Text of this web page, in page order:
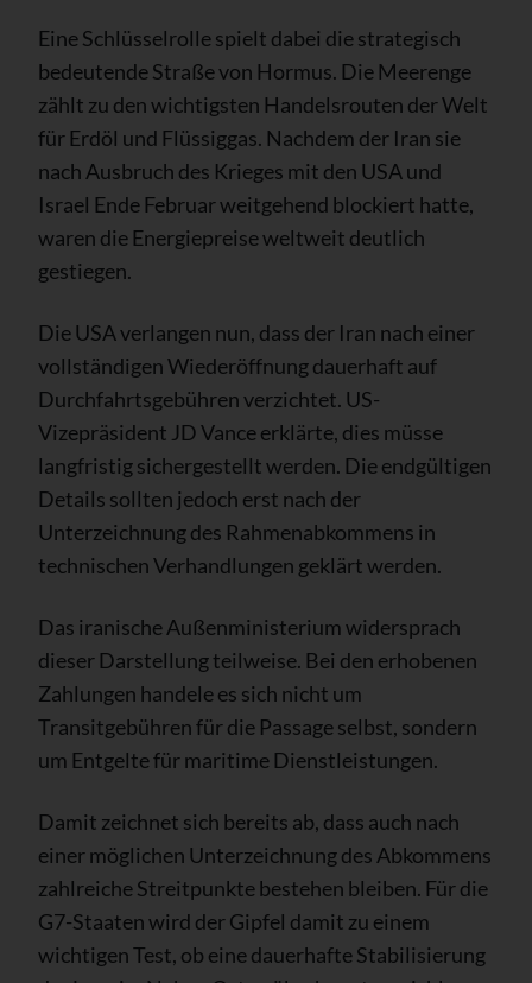
Eine Schlüsselrolle spielt dabei die strategisch
bedeutende Straße von Hormus. Die Meerenge
zählt zu den wichtigsten Handelsrouten der Welt
für Erdöl und Flüssiggas. Nachdem der Iran sie
nach Ausbruch des Krieges mit den USA und
Israel Ende Februar weitgehend blockiert hatte,
waren die Energiepreise weltweit deutlich
gestiegen.
Die USA verlangen nun, dass der Iran nach einer
vollständigen Wiederöffnung dauerhaft auf
Durchfahrtsgebühren verzichtet. US-
Vizepräsident JD Vance erklärte, dies müsse
langfristig sichergestellt werden. Die endgültigen
Details sollten jedoch erst nach der
Unterzeichnung des Rahmenabkommens in
technischen Verhandlungen geklärt werden.
Das iranische Außenministerium widersprach
dieser Darstellung teilweise. Bei den erhobenen
Zahlungen handele es sich nicht um
Transitgebühren für die Passage selbst, sondern
um Entgelte für maritime Dienstleistungen.
Damit zeichnet sich bereits ab, dass auch nach
einer möglichen Unterzeichnung des Abkommens
zahlreiche Streitpunkte bestehen bleiben. Für die
G7-Staaten wird der Gipfel damit zu einem
wichtigen Test, ob eine dauerhafte Stabilisierung